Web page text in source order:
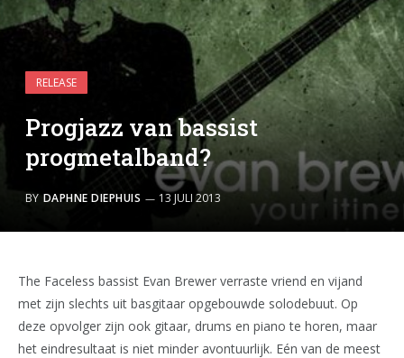
RELEASE
Progjazz van bassist
progmetalband?
BY DAPHNE DIEPHUIS 13 JULI 2013
The Faceless bassist Evan Brewer verraste vriend en vijand
met zijn slechts uit basgitaar opgebouwde solodebuut. Op
deze opvolger zijn ook gitaar, drums en piano te horen, maar
het eindresultaat is niet minder avontuurlijk. Eén van de meest